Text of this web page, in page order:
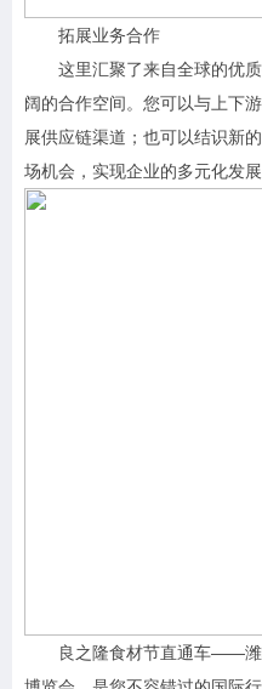
拓展业务合作
这里汇聚了来自全球的优
阔的合作空间。您可以与上下
展供应链渠道；也可以结识新
场机会，实现企业的多元化发展
良之隆食材节直通车——潍